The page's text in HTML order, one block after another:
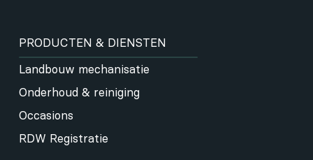
PRODUCTEN & DIENSTEN
Landbouw mechanisatie
Onderhoud & reiniging
Occasions
RDW Registratie